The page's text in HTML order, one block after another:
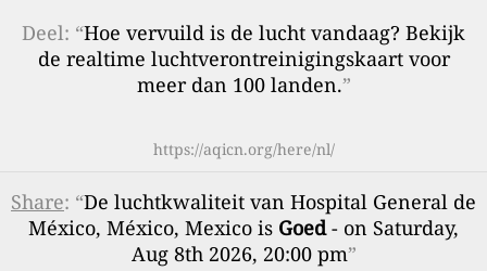
Deel: “Hoe vervuild is de lucht vandaag? Bekijk
de realtime luchtverontreinigingskaart voor
meer dan 100 landen.”
https://aqicn.org/here/nl/
Share: “De luchtkwaliteit van Hospital General de
México, México, Mexico is Goed- on Saturday,
Aug 8th 2026, 20:00 pm”